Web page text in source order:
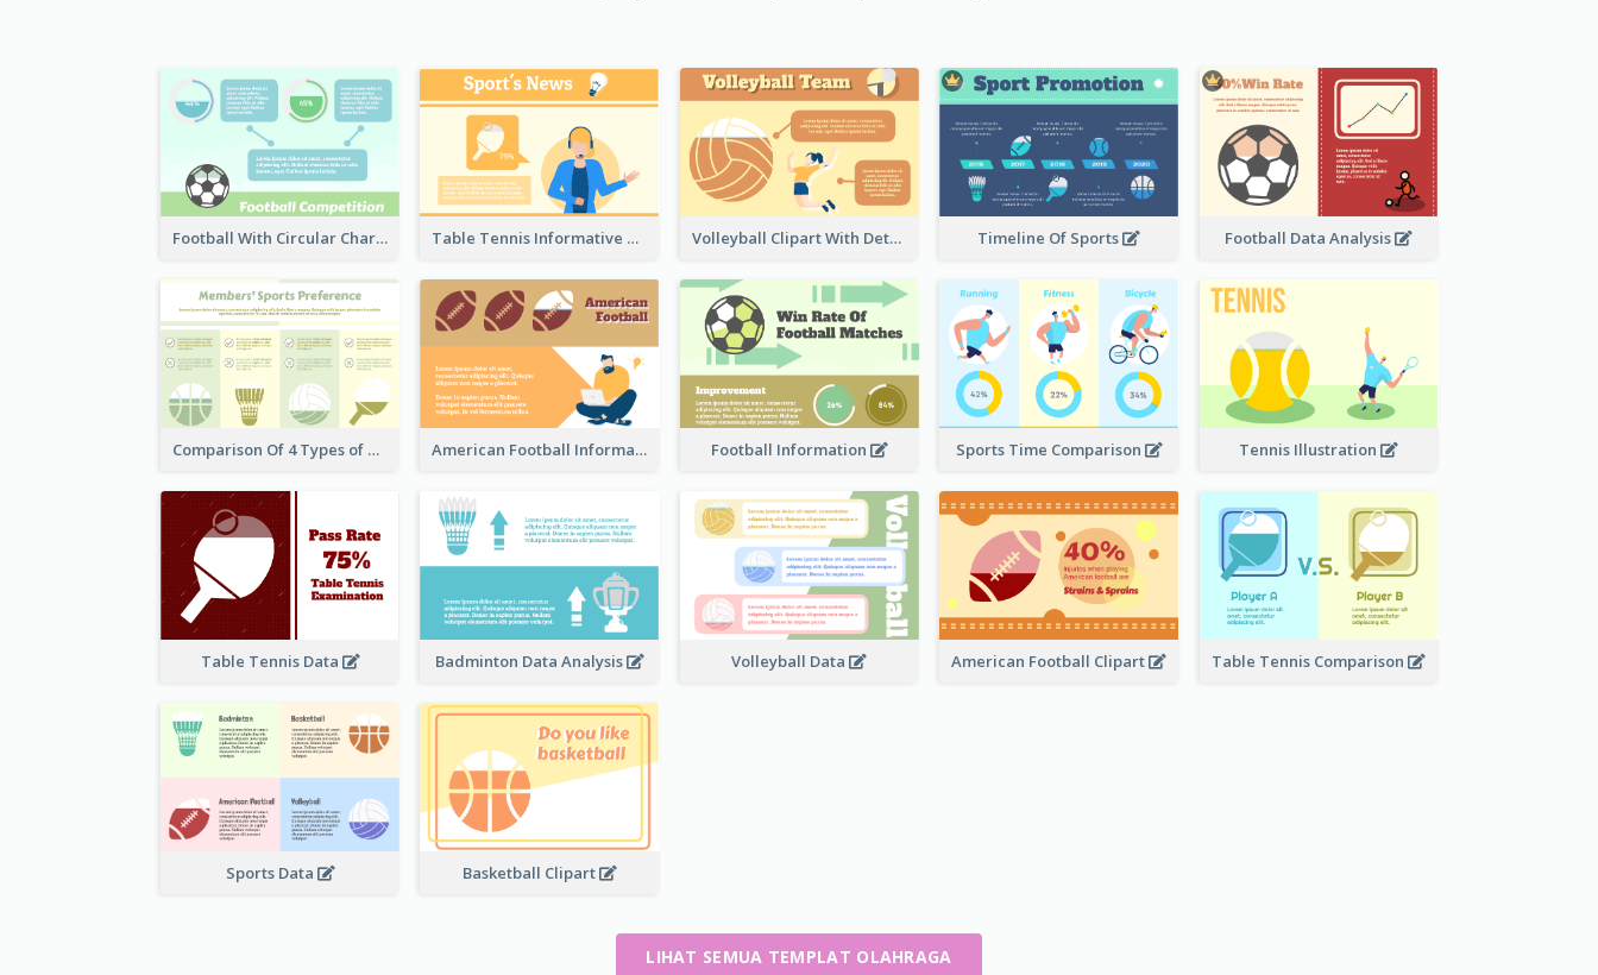
Football With Circular Chart Table Tennis Informative Clipart Volleyball Clipart With Details Timeline Of Sports Football Data Analysis
Comparison Of 4 Types of Sports American Football Information Football Information Sports Time Comparison Tennis Illustration
Table Tennis Data Badminton Data Analysis Volleyball Data American Football Clipart Table Tennis Comparison
Sports Data Basketball Clipart
LIHAT SEMUA TEMPLAT OLAHRAGA